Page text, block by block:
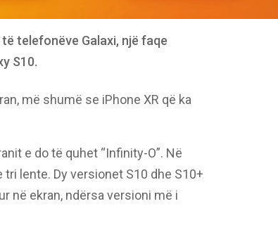
telefonëve Galaxi, një faqe
S10.
më shumë se iPhone XR që ka
e do të quhet “Infinity-O”. Në
lente. Dy versionet S10 dhe S10+
në ekran, ndërsa versioni më i